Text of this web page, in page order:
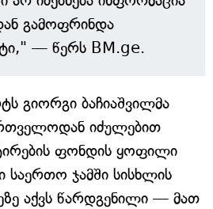
გამოფრინდა
— წერს BM.ge.
გიორგი ბაჩიაშვილმა
იძულებით
ფონდის ყოფილი
ჯამში სისხლის
აქვს წარდგენილი — მათ